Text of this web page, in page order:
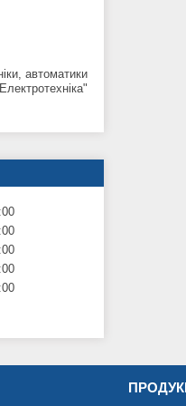
автоматики